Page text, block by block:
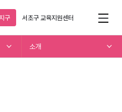
구 서초구교육지원센터
소개